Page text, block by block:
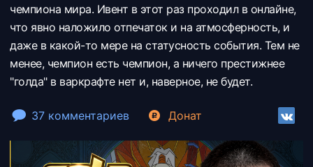
чемпиона мира. Ивент в этот раз проходил в онлайне,
что явно наложило отпечаток и на атмосферность, и
даже в какой-то мере на статусность события. Тем не
менее, чемпион есть чемпион, а ничего престижнее
"голда" в варкрафте нет и, наверное, не будет.
37 комментариев Донат